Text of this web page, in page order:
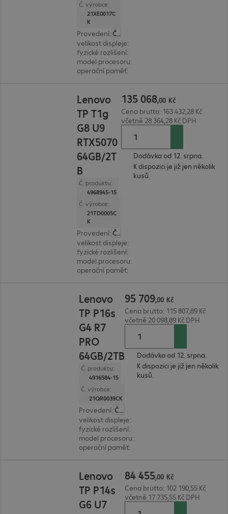
Č. výrobce:
21XE0017C
K
Provedení:
Česká
velikost displeje:
fyzické rozlišení:
model procesoru:
operační paměť:
Lenovo
TP T1g
G8 U9
RTX5070
64GB/2T
B
Č. produktu:
4968945-15
Č. výrobce:
21TD0005C
K
Provedení:
Česká
velikost displeje:
fyzické rozlišení:
model procesoru:
operační paměť:
135 068,00 Kč
Cena brutto: 163 432,28 Kč
včetně 28 364,28 Kč DPH
Dodávka od 12. srpna.
K dispozici je již jen několik
kusů.
Lenovo
TP P16s
G4 R7
PRO
64GB/2TB
Č. produktu:
4916584-15
Č. výrobce:
21QR0039CK
Provedení:
Česká
velikost displeje:
fyzické rozlišení:
model procesoru:
operační paměť:
95 709,00 Kč
Cena brutto: 115 807,89 Kč
včetně 20 098,89 Kč DPH
Dodávka od 12. srpna.
K dispozici je již jen několik
kusů.
Lenovo
TP P14s
G6 U7
84455,00 Kč
Cena brutto: 102 190,55 Kč
včetně 17 735,55 Kč DPH